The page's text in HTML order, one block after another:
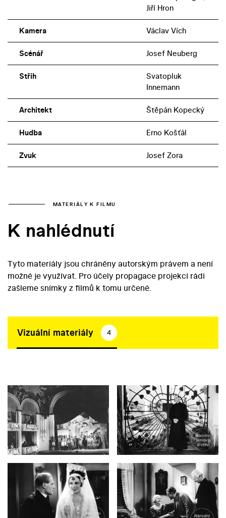
Jiří Hron
Kamera Václav Vích
Scénář Josef Neuberg
Střih
Svatopluk
Innemann
Architekt Štěpán Kopecký
Hudba Erno Košťál
Zvuk Josef Zora
MATERIÁLY K FILMU
K nahlédnutí
Tyto materiály jsou chráněny autorským právem a není
možné je využívat. Pro účely propagace projekcí rádi
zašleme snímky z filmů k tomu určené.
Vizuální materiály 4